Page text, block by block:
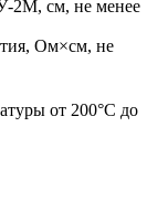
2М, см, не менее
Ом×см, не
от 200°С до